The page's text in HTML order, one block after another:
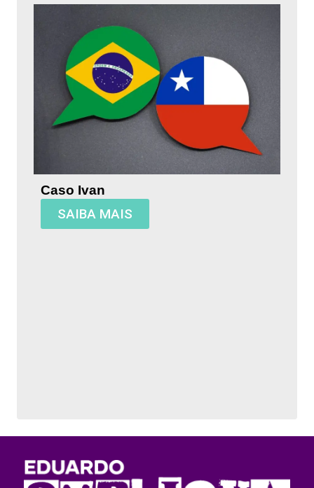
Caso Ivan
SAIBA MAIS